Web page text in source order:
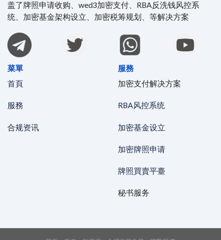
盖了牌照申请收购、wed3加密支付、RBA反洗钱风控系
统、加密基金架构设立、加密税筹规划、等解决方案
菜單
首頁
服務
合规资讯
服務
加密支付解决方案
RBA风控系统
加密基金设立
加密牌照申请
牌照買賣平臺
秘书服务